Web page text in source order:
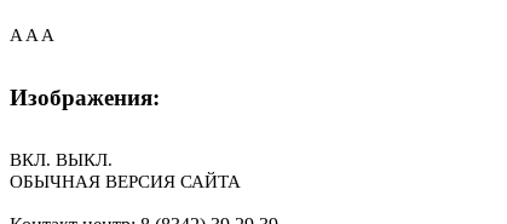
A A A
Изображения:
ВКЛ. ВЫКЛ.
ОБЫЧНАЯ ВЕРСИЯ САЙТА